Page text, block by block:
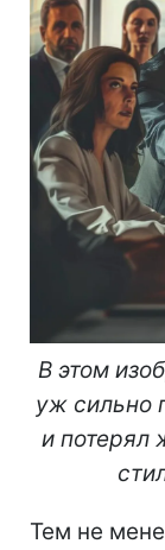
В этом
уж сильно
и потерял
Тем не